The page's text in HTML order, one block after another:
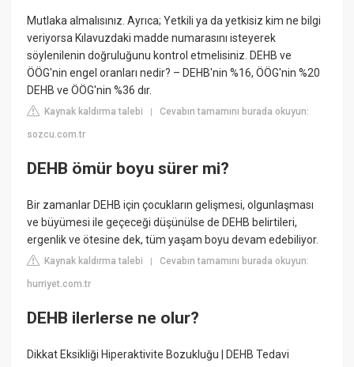
Mutlaka almalısınız. Ayrıca; Yetkili ya da yetkisiz kim ne bilgi
veriyorsa Kılavuzdaki madde numarasını isteyerek
söylenilenin doğruluğunu kontrol etmelisiniz. DEHB ve
ÖÖG'nin engel oranları nedir? – DEHB'nin %16, ÖÖG'nin %20
DEHB ve ÖÖG'nin %36 dır.
Kaynak kaldırma talebi |Cevabın tamamını burada okuyun:
sozcu.com.tr
DEHB ömür boyu sürer mi?
Bir zamanlar DEHB için çocukların gelişmesi, olgunlaşması
ve büyümesi ile geçeceği düşünülse de DEHB belirtileri,
ergenlik ve ötesine dek, tüm yaşam boyu devam edebiliyor.
Kaynak kaldırma talebi |Cevabın tamamını burada okuyun:
hurriyet.com.tr
DEHB ilerlerse ne olur?
Dikkat Eksikliği Hiperaktivite Bozukluğu | DEHB Tedavi